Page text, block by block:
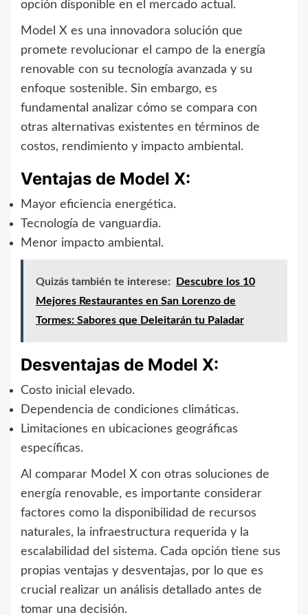
opción disponible en el mercado actual.
Model X es una innovadora solución que
promete revolucionar el campo de la energía
renovable con su tecnología avanzada y su
enfoque sostenible. Sin embargo, es
fundamental analizar cómo se compara con
otras alternativas existentes en términos de
costos, rendimiento y impacto ambiental.
Ventajas de Model X:
Mayor eficiencia energética.
Tecnología de vanguardia.
Menor impacto ambiental.
Quizás también te interese:
Descubre los 10
Mejores Restaurantes en San Lorenzo de
Tormes: Sabores que Deleitarán tu Paladar
Desventajas de Model X:
Costo inicial elevado.
Dependencia de condiciones climáticas.
Limitaciones en ubicaciones geográficas
específicas.
Al comparar Model X con otras soluciones de
energía renovable, es importante considerar
factores como la disponibilidad de recursos
naturales, la infraestructura requerida y la
escalabilidad del sistema. Cada opción tiene sus
propias ventajas y desventajas, por lo que es
crucial realizar un análisis detallado antes de
tomar una decisión.